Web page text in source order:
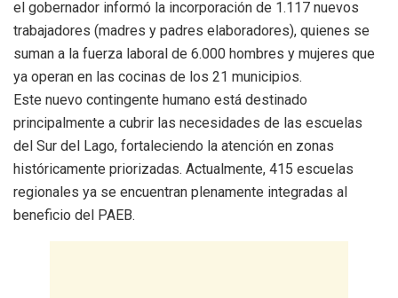
el gobernador informó la incorporación de 1.117 nuevos
trabajadores (madres y padres elaboradores), quienes se
suman a la fuerza laboral de 6.000 hombres y mujeres que
ya operan en las cocinas de los 21 municipios.
​Este nuevo contingente humano está destinado
principalmente a cubrir las necesidades de las escuelas
del Sur del Lago, fortaleciendo la atención en zonas
históricamente priorizadas. Actualmente, 415 escuelas
regionales ya se encuentran plenamente integradas al
beneficio del PAEB.